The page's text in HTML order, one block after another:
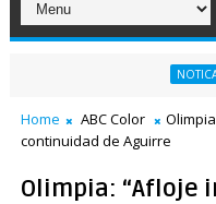
NOTICAS
Home ABC Color
continuidad de Aguirre
Olimpia: “Afloje